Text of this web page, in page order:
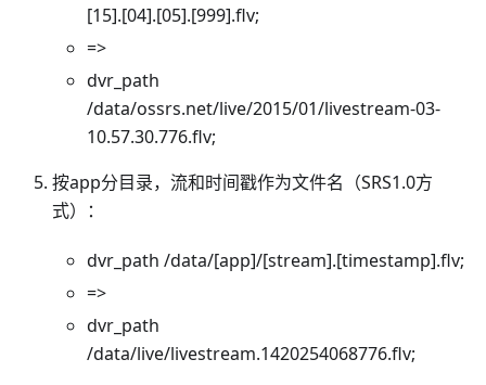
[15].[04].[05].[999].flv;
=>
dvr_path
/data/ossrs.net/live/2015/01/livestream-03-
10.57.30.776.flv;
按app分目录，流和时间戳作为文件名（SRS1.0方
式）：
dvr_path /data/[app]/[stream].[timestamp].flv;
=>
dvr_path
/data/live/livestream.1420254068776.flv;